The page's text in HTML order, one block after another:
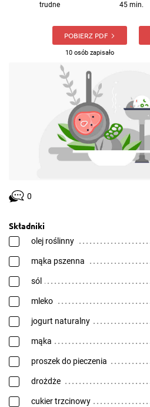
trudne 45 min.
POBIERZ PDF
10 osób zapisało
0
Składniki
olej roślinny
mąka pszenna
sól
mleko
jogurt naturalny
mąka
proszek do pieczenia
drożdże
cukier trzcinowy